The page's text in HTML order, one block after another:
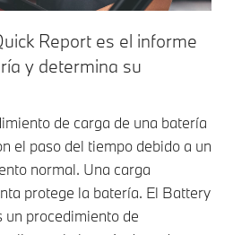
Report es el informe
y determina su
de carga de una batería
el paso del tiempo debido a un
normal. Una carga
protege la batería. El Battery
un procedimiento de